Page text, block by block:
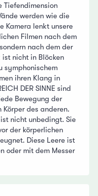
Tiefendimension
werden wie die
Kamera lenkt unsere
Filmen nach dem
nach dem der
ist nicht in Blöcken
symphonischem
ihren Klang in
DER SINNE sind
Bewegung der
Körper des anderen.
nicht unbedingt. Sie
der körperlichen
Diese Leere ist
oder mit dem Messer